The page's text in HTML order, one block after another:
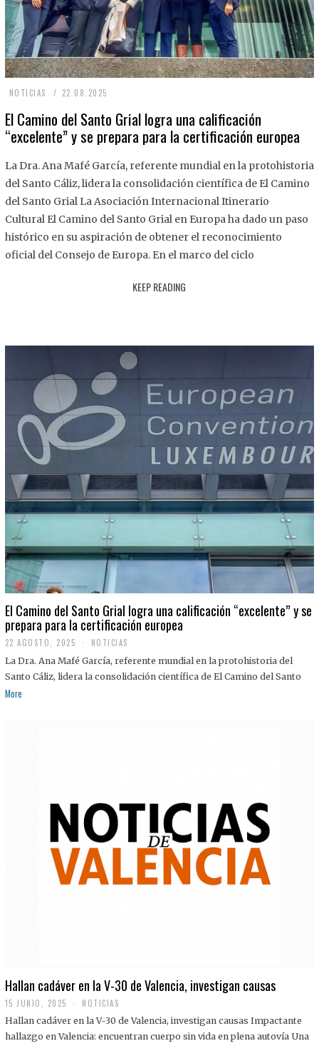
NOTICIAS 22.08.2025
.
8
2
2
El Camino del Santo Grial logra una calificación
“excelente” y se prepara para la certificación europea
La Dra. Ana Mafé García, referente mundial en la protohistoria
del Santo Cáliz, lidera la consolidación científica de El Camino
del Santo Grial La Asociación Internacional Itinerario
Cultural El Camino del Santo Grial en Europa ha dado un paso
histórico en su aspiración de obtener el reconocimiento
oficial del Consejo de Europa. En el marco del ciclo
KEEP READING
El Camino del Santo Grial logra una calificación “excelente” y se
prepara para la certificación europea
22 AGOSTO, 2025
2
A
G
NOTICIAS
La Dra. Ana Mafé García, referente mundial en la protohistoria del
Santo Cáliz, lidera la consolidación científica de El Camino del Santo
More
Hallan cadáver en la V-30 de Valencia, investigan causas
15 JUNIO, 2025 NOTICIAS
Hallan cadáver en la V-30 de Valencia, investigan causas Impactante
hallazgo en Valencia: encuentran cuerpo sin vida en plena autovía Una